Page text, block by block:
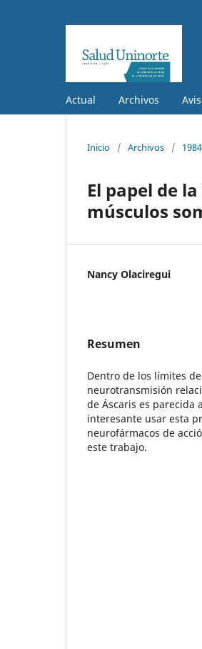
Actual Archivos
Inicio / Archivos /
El papel de
músculos
Nancy Olaciregui
Resumen
Dentro de los límites
neurotransmisión
de Áscaris es parecida
interesante usar esta
neurofármacos de
este trabajo.